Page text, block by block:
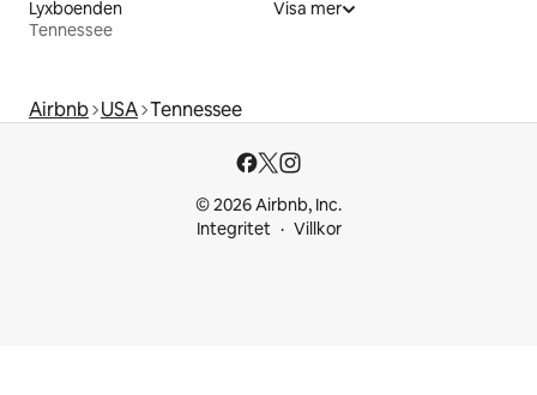
Lyxboenden
Tennessee
Visa mer
Airbnb USA Tennessee
© 2026 Airbnb, Inc.
Integritet
Villkor